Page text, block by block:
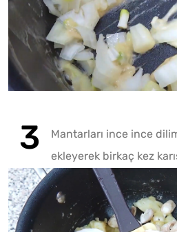
Play
Mantarları ince ince
ekleyerek birkaç kez